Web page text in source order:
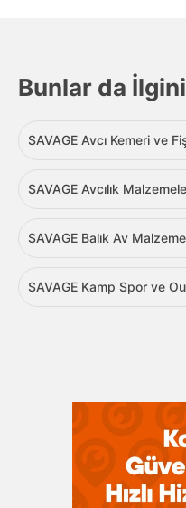
Bunlar da
SAVAGE Avcı Kemeri ve
SAVAGE Avcılık
SAVAGE Balık Av
SAVAGE Kamp Spor ve